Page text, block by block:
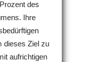
des
Ihre
dieses Ziel zu
aufrichtigen